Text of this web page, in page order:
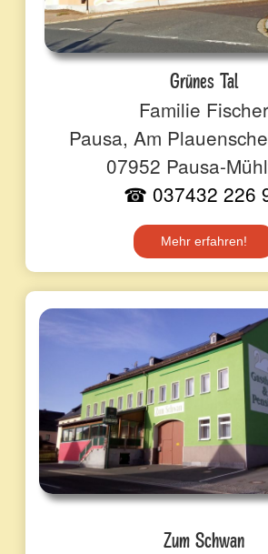
Grünes Tal
Familie Fischer
Pausa, Am
07952 Pausa-
☎ 037432 226
Mehr erfahren!
Zum Schwan